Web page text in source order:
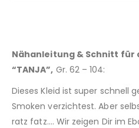
Nähanleitung & Schnitt für
“TANJA”, Gr. 62 – 104:
Dieses Kleid ist super schnell
Smoken verzichtest. Aber
ratz fatz…. Wir zeigen Dir im